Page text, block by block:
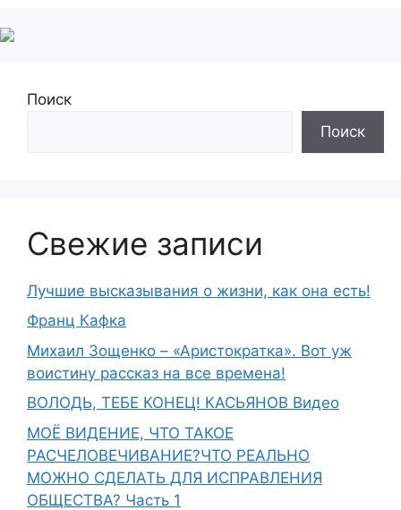
Поиск
Поиск
Свежие записи
Лучшие высказывания о жизни, как она есть!
Франц Кафка
Михаил Зощенко – «Аристократка». Вот уж
воистину рассказ на все времена!
ВОЛОДЬ, ТЕБЕ КОНЕЦ! КАСЬЯНОВ Видео
МОЁ ВИДЕНИЕ, ЧТО ТАКОЕ
РАСЧЕЛОВЕЧИВАНИЕ?ЧТО РЕАЛЬНО
МОЖНО СДЕЛАТЬ ДЛЯ ИСПРАВЛЕНИЯ
ОБЩЕСТВА? Часть 1